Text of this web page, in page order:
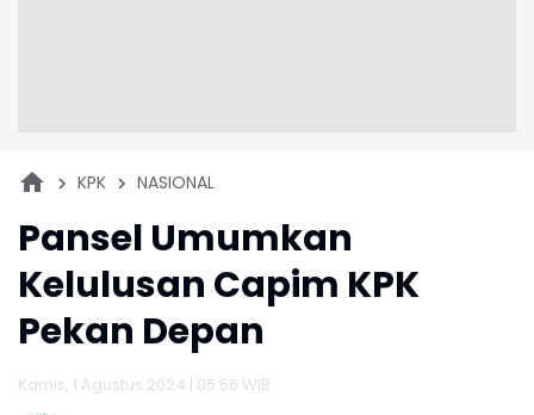
KPK NASIONAL
Pansel Umumkan
Kelulusan Capim KPK
Pekan Depan
Kamis, 1 Agustus 2024 | 05:56 WIB